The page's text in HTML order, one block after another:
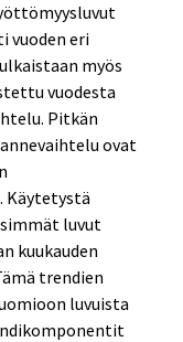
vuoden eri
myös
vuodesta
Pitkän
ovat
Käytetystä
luvut
kuukauden
trendien
luvuista